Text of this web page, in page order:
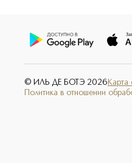
© ИЛЬ ДЕ БОТЭ 2026 Карта
Политика в отношении